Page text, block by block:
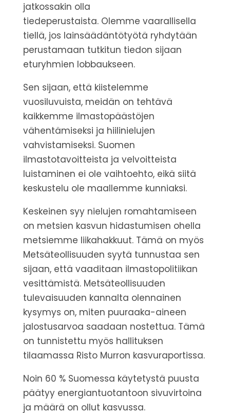
jatkossakin olla
tiedeperustaista. Olemme vaarallisella
tiellä, jos lainsäädäntötyötä ryhdytään
perustamaan tutkitun tiedon sijaan
eturyhmien lobbaukseen.
Sen sijaan, että kiistelemme
vuosiluvuista, meidän on tehtävä
kaikkemme ilmastopäästöjen
vähentämiseksi ja hiilinielujen
vahvistamiseksi. Suomen
ilmastotavoitteista ja velvoitteista
luistaminen ei ole vaihtoehto, eikä siitä
keskustelu ole maallemme kunniaksi.
Keskeinen syy nielujen romahtamiseen
on metsien kasvun hidastumisen ohella
metsiemme liikahakkuut. Tämä on myös
Metsäteollisuuden syytä tunnustaa sen
sijaan, että vaaditaan ilmastopolitiikan
vesittämistä. Metsäteollisuuden
tulevaisuuden kannalta olennainen
kysymys on, miten puuraaka-aineen
jalostusarvoa saadaan nostettua. Tämä
on tunnistettu myös hallituksen
tilaamassa Risto Murron kasvuraportissa.
Noin 60 % Suomessa käytetystä puusta
päätyy energiantuotantoon sivuvirtoina
ja määrä on ollut kasvussa.